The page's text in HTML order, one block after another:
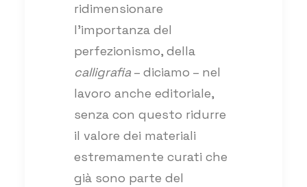
ridimensionare
l’importanza del
perfezionismo, della
calligrafia – diciamo – nel
lavoro anche editoriale,
senza con questo ridurre
il valore dei materiali
estremamente curati che
già sono parte del